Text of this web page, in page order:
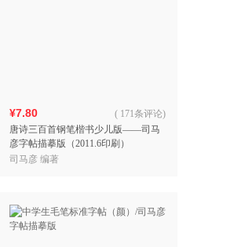
¥7.80
唐诗三百首钢笔楷书少儿版——司马
彦字帖描摹版（2011.6印刷）
( 171条评论)
司马彦 编著